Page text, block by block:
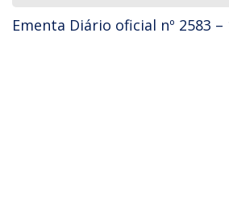
Ementa Diário oficial nº 2583 –